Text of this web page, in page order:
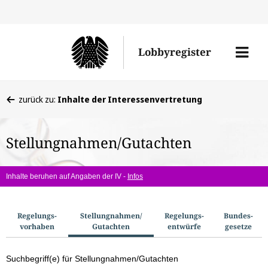
den
Lobbyregister
Menü
befinden
hier:
zurück zu: Inhalte der Interessenvertretung
Stellungnahmen/Gutachten
Inhalte beruhen auf Angaben der IV - Infos
u
c
Regelungs­
vorhaben
Stellungnahmen/​
Gutachten
Regelungs­
entwürfe
Bundes­
gesetze
Suchbegriff(e) für Stellungnahmen/Gutachten